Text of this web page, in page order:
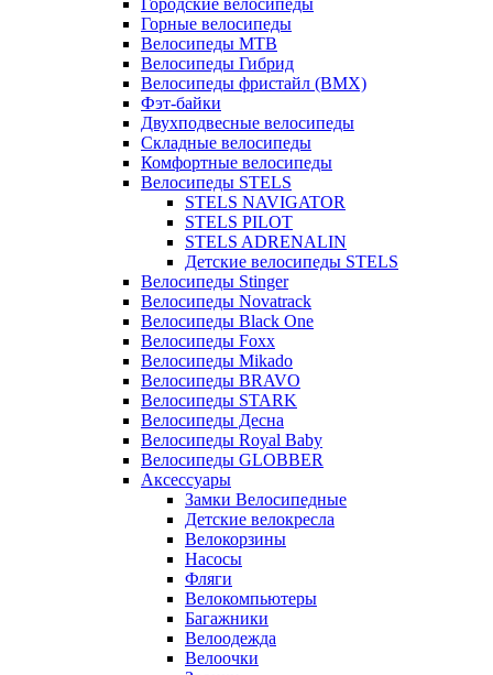
Городские велосипеды
Горные велосипеды
Велосипеды MTB
Велосипеды Гибрид
Велосипеды фристайл (BMX)
Фэт-байки
Двухподвесные велосипеды
Складные велосипеды
Комфортные велосипеды
Велосипеды STELS
STELS NAVIGATOR
STELS PILOT
STELS ADRENALIN
Детские велосипеды STELS
Велосипеды Stinger
Велосипеды Novatrack
Велосипеды Black One
Велосипеды Foxx
Велосипеды Mikado
Велосипеды BRAVO
Велосипеды STARK
Велосипеды Десна
Велосипеды Royal Baby
Велосипеды GLOBBER
Аксессуары
Замки Велосипедные
Детские велокресла
Велокорзины
Насосы
Фляги
Велокомпьютеры
Багажники
Велоодежда
Велоочки